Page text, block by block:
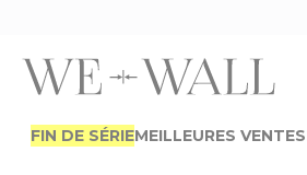
FIN DE SÉRIEMEILLEURES VENTES